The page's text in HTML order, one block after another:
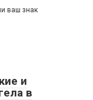
ваш знак
и
в